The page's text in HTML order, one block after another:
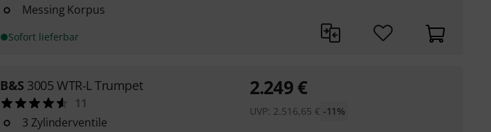
Messing Korpus
Sofort lieferbar
B&S 3005 WTR-L Trumpet
11
3 Zylinderventile
2.249 €
UVP: 2.516,65 € -11%